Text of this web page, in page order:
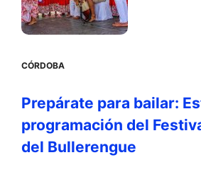
CÓRDOBA
Prepárate para bailar:
programación del
del Bullerengue